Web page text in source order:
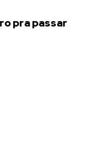
pra passar